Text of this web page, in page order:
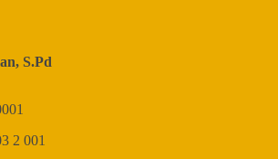
S.Pd
2 001